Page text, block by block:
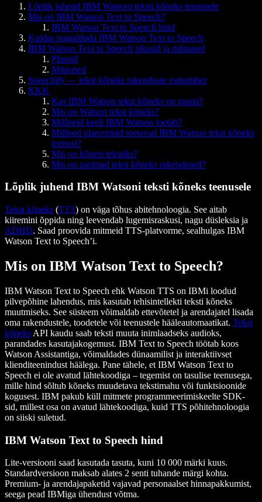
Lõplik juhend IBM Watsoni teksti kõneks teenusele
Mis on IBM Watson Text to Speech?
IBM Watson Text to Speech hind
Kuidas paigaldada IBM Watson Text to Speech
IBM Watson Text to Speech plussid ja miinused
Plussid
Miinused
Speechify — tekst kõneks rakenduste esinumber
KKK
Kas IBM Watson tekst kõneks on tasuta?
Mis on Watson tekst kõneks?
Milliseid keeli IBM Watson toetab?
Millised platvormid toetavad IBM Watson tekst kõneks
teenust?
Mis on kõnest tekstiks?
Mis on parimad tekst kõneks rakendused?
Lõplik juhend IBM Watsoni teksti kõneks teenusele
Tekst kõneks (TTS) on väga tõhus abitehnoloogia. See aitab
kiiremini õppida ning leevendab lugemisraskusi, nagu düsleksia ja
ADHD. Saad proovida mitmeid TTS-platvorme, sealhulgas IBM
Watson Text to Speech’i.
Mis on IBM Watson Text to Speech?
IBM Watson Text to Speech ehk Watson TTS on IBMi loodud
pilvepõhine lahendus, mis kasutab tehisintellekti teksti kõneks
muutmiseks. See süsteem võimaldab ettevõtetel ja arendajatel lisada
oma rakendustele, toodetele või teenustele hääleautomaatikat. Tekst
kõneks API kaudu saab teksti muuta inimlaadseks audioks,
parandades kasutajakogemust. IBM Text to Speech töötab koos
Watson Assistantiga, võimaldades dünaamilist ja interaktiivset
klienditeenindust häälega. Pane tähele, et IBM Watson Text to
Speech ei ole avatud lähtekoodiga – tegemist on tasulise teenusega,
mille hind sõltub kõneks muudetava tekstimahu või funktsioonide
kogusest. IBM pakub küll mitmete programmeerimiskeelte SDK-
sid, millest osa on avatud lähtekoodiga, kuid TTS põhitehnoloogia
on siiski suletud.
IBM Watson Text to Speech hind
Lite-versiooni saad kasutada tasuta, kuni 10 000 märki kuus.
Standardversioon maksab alates 2 senti tuhande märgi kohta.
Premium- ja arendajapaketid vajavad personaalset hinnapakkumist,
seega pead IBMiga ühendust võtma.